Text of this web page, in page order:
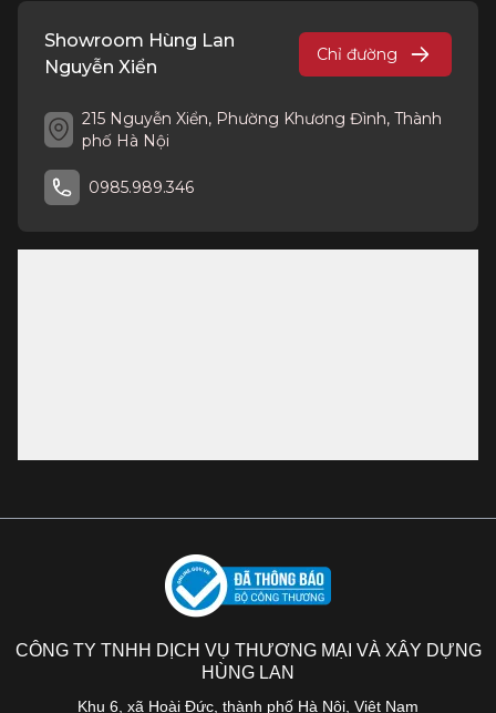
Showroom Hùng Lan
Nguyễn Xiển
Chỉ đường
215 Nguyễn Xiển, Phường Khương Đình, Thành
phố Hà Nội
0985.989.346
CÔNG TY TNHH DỊCH VỤ THƯƠNG MẠI VÀ XÂY DỰNG
HÙNG LAN
Khu 6, xã Hoài Đức, thành phố Hà Nội, Việt Nam